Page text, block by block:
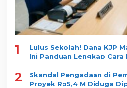
1
Lulus Sekolah! Dana KJP
Ini Panduan Lengkap Cara
2
Skandal Pengadaan di
Proyek Rp5,4 M Diduga